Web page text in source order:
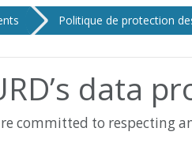
Politique de protection
data
committed to respecting